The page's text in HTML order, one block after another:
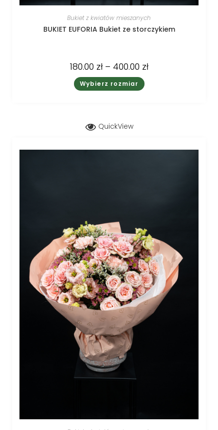
Bukiet z kwiatów mieszanych
BUKIET EUFORIA Bukiet ze storczykiem
180.00 zł– 400.00 zł
Wybierz rozmiar
QuickView